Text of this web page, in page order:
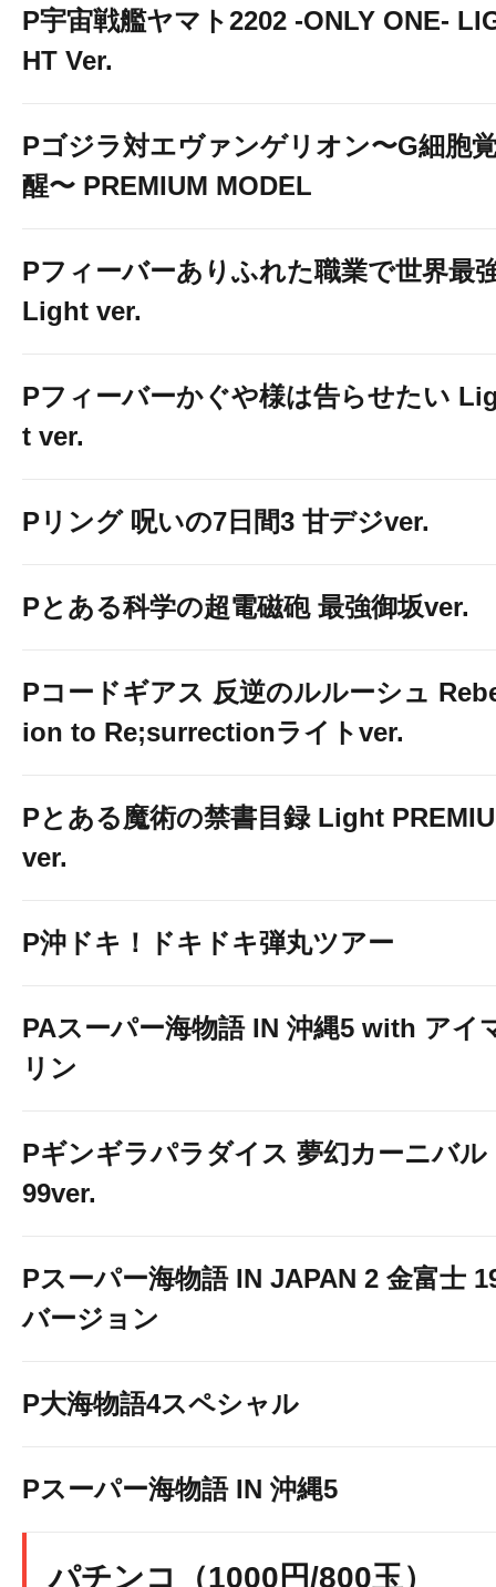
P宇宙戦艦ヤマト2202 -ONLY ONE-
HT Ver.
Pゴジラ対エヴァンゲリオン〜G細胞
醒〜 PREMIUM MODEL
Pフィーバーありふれた職業で世界最
Light ver.
Pフィーバーかぐや様は告らせたい
t ver.
Pリング 呪いの7日間3 甘デジver.
Pとある科学の超電磁砲 最強御坂ver.
Pコードギアス 反逆のルルーシュ
ion to Re;surrectionライトver.
Pとある魔術の禁書目録 Light
ver.
P沖ドキ！ドキドキ弾丸ツアー
PAスーパー海物語 IN 沖縄5 with アイ
リン
Pギンギラパラダイス 夢幻カーニバル
99ver.
Pスーパー海物語 IN JAPAN 2 金富士
バージョン
P大海物語4スペシャル
Pスーパー海物語 IN 沖縄5
パチンコ（1000円/800玉）